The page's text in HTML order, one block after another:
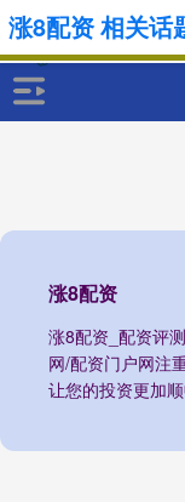
涨8配资
涨8配资_配资评
网/配资门户网注
让您的投资更加顺
涨8配资 相关话